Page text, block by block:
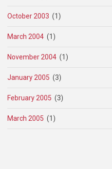
October 2003 (1)
March 2004 (1)
November 2004 (1)
January 2005 (3)
February 2005 (3)
March 2005 (1)